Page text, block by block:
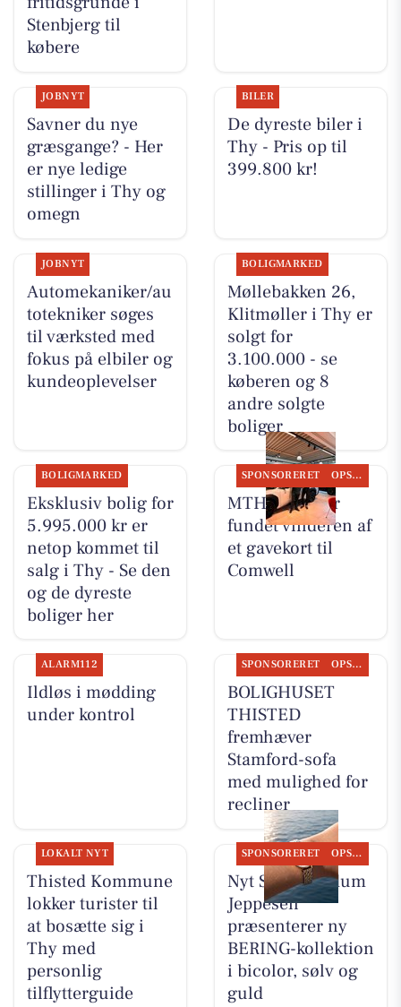
Stenbjerg til
købere
JOBNYT
Savner du nye
græsgange? - Her
er nye ledige
stillinger i Thy og
omegn
BILER
De dyreste biler i
Thy - Pris op til
399.800 kr!
JOBNYT
Automekaniker/au
totekniker søges
til værksted med
fokus på elbiler og
kundeoplevelser
BOLIGMARKED
Møllebakken 26,
Klitmøller i Thy er
solgt for
3.100.000 - se
køberen og 8
andre solgte
boliger
BOLIGMARKED
Eksklusiv bolig for
5.995.000 kr er
netop kommet til
salg i Thy - Se den
og de dyreste
boliger her
SPONSORERET OPSLAGSTAVLEN
MTH Biler har
fundet vinderen af
et gavekort til
Comwell
ALARM112
Ildløs i mødding
under kontrol
SPONSORERET OPSLAGSTAVLEN
BOLIGHUSET
THISTED
fremhæver
Stamford-sofa
med mulighed for
recliner
LOKALT NYT
Thisted Kommune
lokker turister til
at bosætte sig i
Thy med
personlig
tilflytterguide
SPONSORERET OPSLAGSTAVLEN
Nyt Syn Brøndum
Jeppesen
præsenterer ny
BERING-kollektion
i bicolor, sølv og
guld